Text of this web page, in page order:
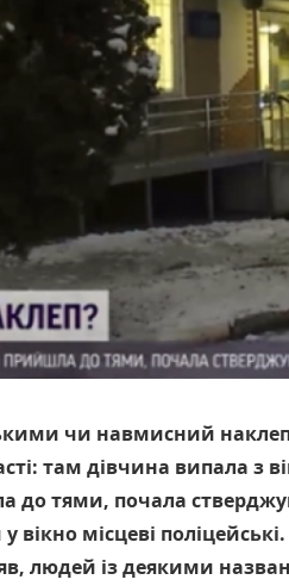
чи навмисний
там дівчина випала з
тями, почала
вікно місцеві
людей із деякими